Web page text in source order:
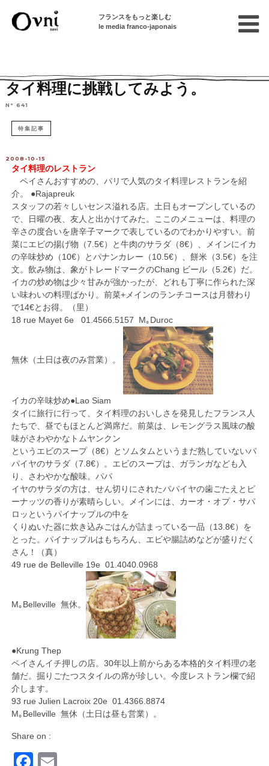
フランスをもっと楽しむ
le media franco-japonais
タイ料理に挑戦してみよう。
N° 641
特集記事
2008-10-15
タイ料理のレストラン
ペイさんおすすめの、パリで人気のタイ料理レストランを紹
介。 ●Rajapreuk
スタッフの若々しいセンス溢れる店。土日もオープンしているの
で、日曜の夜、友人と出かけてみた。ここのメニューは、料理の
辛さの度合いを唐辛子マークで表しているのでわかりやすい。前
菜にエビの揚げ物（7.5€）と牛肉のサラダ（8€）、メインにイカ
の辛味炒め（10€）とパナンカレー（10.5€）、餅米（3.5€）を注
文。飲み物は、象がトレードマークのChang ビール（5.2€）だ。
イカの炒め物は少々甘みが強かったが、どれも丁寧に作られた深
い味わいの料理ばかり。前菜+メインのランチコースは月替わり
で14€とお得。（里）
18 rue Mayet 6e 01.4566.5157 M｡Duroc
無休（土日は夜のみ営業）。
イカの辛味炒め●Lao Siam
タイに旅行に行って、タイ料理のおいしさを発見したフランス人
たちで、昼でもほとんど満席だ。前菜は、レモングラス風味の酸
味がさわやかなトムヤンクン
というエビのスープ（8€）とソムタムというまだ熟していないパ
パイヤのサラダ（7.8€）。エビのスープは、ガランガなども入
り、さわやかな酸味。パパ
イヤのサラダの方は、せん切りにされたパパイヤの歯ごたえとピ
ーナッツの香りが素晴らしい。メインには、カーオ・オプ・サパ
ロッというパイナップルの中を
くりぬいた器に炊き込みごはんが詰まっている一品（13.8€）を
とった。パイナップルはもちろん、エビや腸詰めなどが盛りだく
さん！（真）
49 rue de Belleville 19e 01.4040.0968
M｡Belleville 無休。
●Krung Thep
ペイさんイチ押しの店。30年以上前からある本格的タイ料理の老
舗だ。掘りごたつスタイルの席が珍しい。今度レストラン欄で紹
介します。
93 rue Julien Lacroix 20e 01.4366.8874
M｡Belleville 無休（土日は昼も営業）。
Share on :